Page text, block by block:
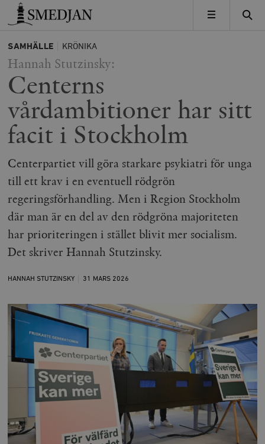
Timbro
MENY
SAMHÄLLE KRÖNIKA
Hannah Stutzinsky:
Centerns
vårdambitioner har sitt
facit i Stockholm
Centerpartiet vill göra starkare psykiatri för unga
till ett krav i en eventuell rödgrön
regeringsförhandling. Men i Region Stockholm
där man är en del av den rödgröna majoriteten
har prioriteringen i stället blivit mer socialism.
Det skriver Hannah Stutzinsky.
HANNAH STUTZINSKY 31 MARS 2026